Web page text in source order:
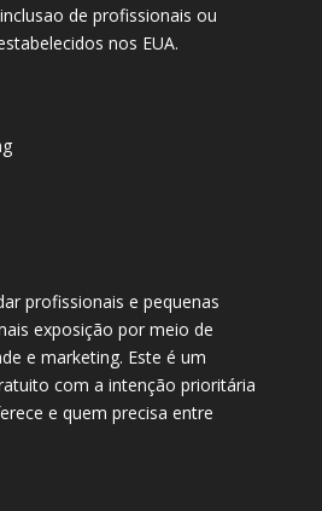
de profissionais ou
nos EUA.
profissionais e pequenas
exposição por meio de
e marketing. Este é um
com a intenção prioritária
e quem precisa entre